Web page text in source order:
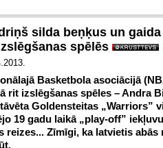
silda beņķus un
spēlēs
Basketbola asociācijā
rit izslēgšanas spēles – Andra
Goldensteitas „Warriors”
19 gadu laikā „play-off”
reizes... Zīmīgi, ka latvietis abās